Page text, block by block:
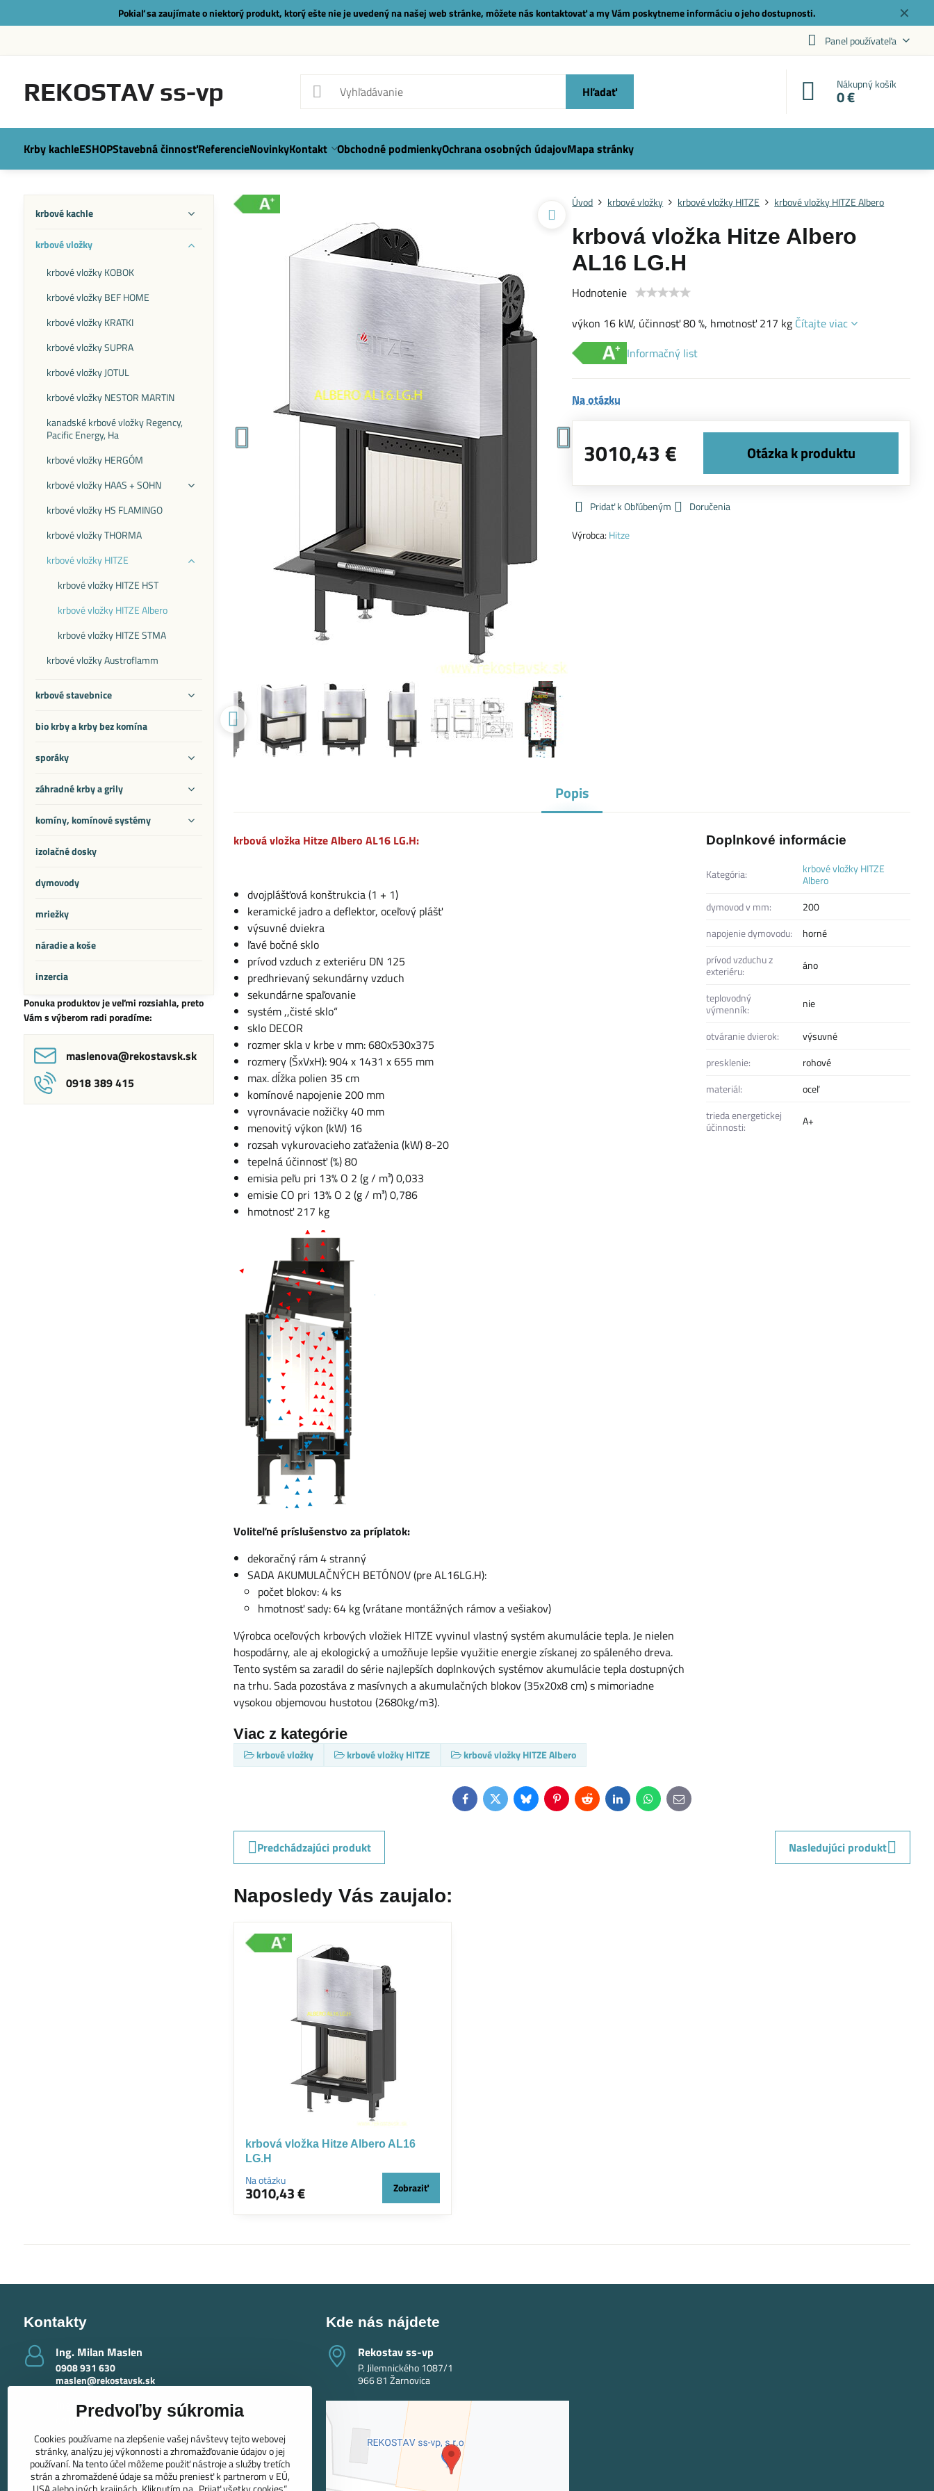
✕
Pokiaľ sa zaujímate o niektorý produkt, ktorý ešte nie je uvedený na našej web stránke, môžete nás kontaktovaťa my Vám poskytneme informáciu o jeho dostupnosti.
Panel používateľa
REKOSTAV ss-vp Hľadať Nákupný košík
0 €
Krby kachleESHOPStavebná činnosťReferencieNovinkyKontakt Obchodné podmienkyOchrana osobných údajovMapa stránky
Úvod krbové vložky krbové vložky HITZE krbové vložky HITZE Albero
krbová vložka Hitze Albero
AL16 LG.H
Hodnotenie
výkon 16 kW, účinnosť 80 %, hmotnosť 217 kg Čítajte viac
Informačný list
Na otázku
3010,43 €
Pridať k Obľúbeným
Doručenia
Výrobca: Hitze
Popis
krbová vložka Hitze Albero AL16 LG.H:
dvojplášťová konštrukcia (1 + 1)
​​keramické jadro a deflektor, oceľový plášť
výsuvné dviekra
ľavé bočné sklo
prívod vzduch z exteriéru DN 125
predhrievaný sekundárny vzduch
sekundárne spaľovanie
systém ,,čisté sklo“
sklo DECOR
rozmer skla v krbe v mm: 680x530x375
rozmery (ŠxVxH): 904 x 1431 x 655 mm
max. dĺžka polien 35 cm
komínové napojenie 200 mm
vyrovnávacie nožičky 40 mm
menovitý výkon (kW) 16
rozsah vykurovacieho zaťaženia (kW) 8-20
tepelná účinnosť (%) 80
emisia peľu pri 13% O 2 (g / m³) 0,033
emisie CO pri 13% O 2 (g / m³) 0,786
hmotnosť 217 kg
Voliteľné príslušenstvo za príplatok:
dekoračný rám 4 stranný
SADA AKUMULAČNÝCH BETÓNOV (pre AL16LG.H):
počet blokov: 4 ks
hmotnosť sady: 64 kg (vrátane montážných rámov a vešiakov)
Výrobca oceľových krbových vložiek HITZE vyvinul vlastný systém akumulácie tepla. Je nielen
hospodárny, ale aj ekologický a umožňuje lepšie využitie energie získanej zo spáleného dreva.
Tento systém sa zaradil do série najlepších doplnkových systémov akumulácie tepla dostupných
na trhu. Sada pozostáva z masívnych a akumulačných blokov (35x20x8 cm) s mimoriadne
vysokou objemovou hustotou (2680kg/m3).
Viac z kategórie
krbové vložky krbové vložky HITZE krbové vložky HITZE Albero
Doplnkové informácie
Kategória:
krbové vložky HITZE
Albero
dymovod v mm:
200
napojenie dymovodu:
horné
prívod vzduchu z
exteriéru:
áno
teplovodný
výmenník:
nie
otváranie dvierok:
výsuvné
presklenie:
rohové
materiál:
oceľ
trieda energetickej
účinnosti:
A+
FacebookTwitterBlueskyPinterestRedditLinkedInWhatsApp
E-
mail
Predchádzajúci produkt
Nasledujúci produkt
Naposledy Vás zaujalo:
krbová vložka Hitze Albero AL16
LG.H
Na otázku
3010,43 € Zobraziť
krbové kachle
krbové vložky
krbové vložky KOBOK
krbové vložky BEF HOME
krbové vložky KRATKI
krbové vložky SUPRA
krbové vložky JOTUL
krbové vložky NESTOR MARTIN
kanadské krbové vložky Regency,
Pacific Energy, Ha
krbové vložky HERGÓM
krbové vložky HAAS + SOHN
krbové vložky HS FLAMINGO
krbové vložky THORMA
krbové vložky HITZE
krbové vložky HITZE HST
krbové vložky HITZE Albero
krbové vložky HITZE STMA
krbové vložky Austroflamm
krbové stavebnice
bio krby a krby bez komína
sporáky
záhradné krby a grily
komíny, komínové systémy
izolačné dosky
dymovody
mriežky
náradie a koše
inzercia
Ponuka produktov je veľmi rozsiahla, preto
Vám s výberom radi poradíme:
maslenova​@rekostavsk​.sk
0918 389 415
Kontakty
Ing​. Milan Maslen
0908 931 630
maslen@rekostavsk.sk
Ing​. Mária Maslenová - krby
0918 389 415
maslenova@rekostavsk.sk
Kde nás nájdete
Rekostav ss-vp
P. Jilemnického 1087/1
966 81 Žarnovica
Predvoľby súkromia
Cookies používame na zlepšenie vašej návštevy tejto webovej
stránky, analýzu jej výkonnosti a zhromažďovanie údajov o jej
používaní. Na tento účel môžeme použiť nástroje a služby tretích
strán a zhromaždené údaje sa môžu preniesť k partnerom v EÚ,